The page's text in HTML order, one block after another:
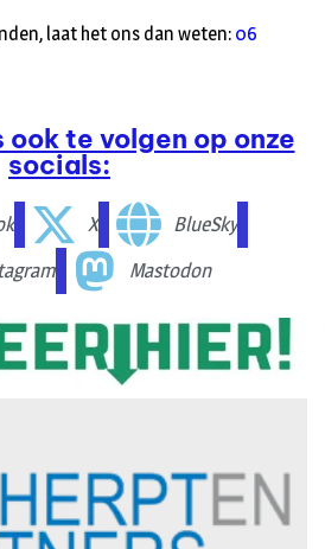
laat het ons dan weten: 06
te volgen op onze
socials:
X
BlueSky
Mastodon